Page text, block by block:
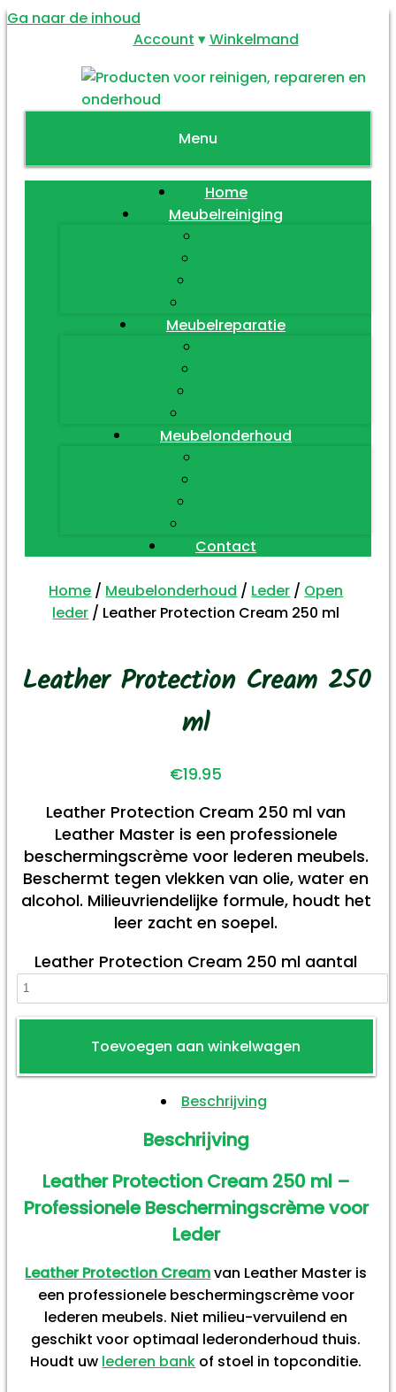
Account Winkelmand
Ga naar de inhoud
Menu
Home
Meubelreiniging
Meubelreparatie
Meubelonderhoud
Contact
Home / Meubelonderhoud / Leder / Open
leder / Leather Protection Cream 250 ml
Leather Protection Cream 250
ml
€19.95
Leather Protection Cream 250 ml van
Leather Master is een professionele
beschermingscrème voor lederen meubels.
Beschermt tegen vlekken van olie, water en
alcohol. Milieuvriendelijke formule, houdt het
leer zacht en soepel.
Leather Protection Cream 250 ml aantal
Toevoegen aan winkelwagen
Beschrijving
Beschrijving
Leather Protection Cream 250 ml –
Professionele Beschermingscrème voor
Leder
Leather Protection Creamvan Leather Master is
een professionele beschermingscrème voor
lederen meubels. Niet milieu-vervuilend en
geschikt voor optimaal lederonderhoud thuis.
Houdt uw lederen bank of stoel in topconditie.